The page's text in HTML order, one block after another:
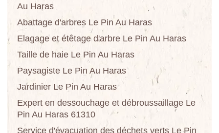
Au Haras
Abattage d'arbres Le Pin Au Haras
Elagage et étêtage d'arbre Le Pin Au Haras
Taille de haie Le Pin Au Haras
Paysagiste Le Pin Au Haras
Jardinier Le Pin Au Haras
Expert en dessouchage et débroussaillage Le
Pin Au Haras 61310
Service d'évacuation des déchets verts Le Pin